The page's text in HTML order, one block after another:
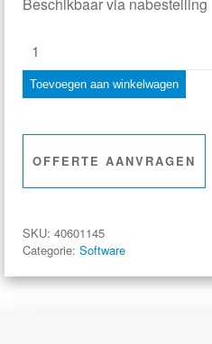
GSOFT
40K
Software
aantal
Toevoegen aan winkelwagen
OFFERTE AANVRAGEN
SKU: 40601145
Categorie: Software